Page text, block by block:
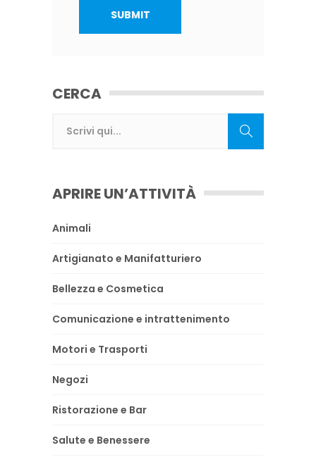
CERCA
APRIRE UN’ATTIVITÀ
Animali
Artigianato e Manifatturiero
Bellezza e Cosmetica
Comunicazione e intrattenimento
Motori e Trasporti
Negozi
Ristorazione e Bar
Salute e Benessere